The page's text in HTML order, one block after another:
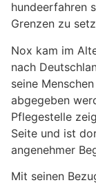
hundeerfahren
Grenzen zu
Nox kam im
nach
seine
abgegeben
Pflegestelle
Seite und ist
angenehmer
Mit seinen